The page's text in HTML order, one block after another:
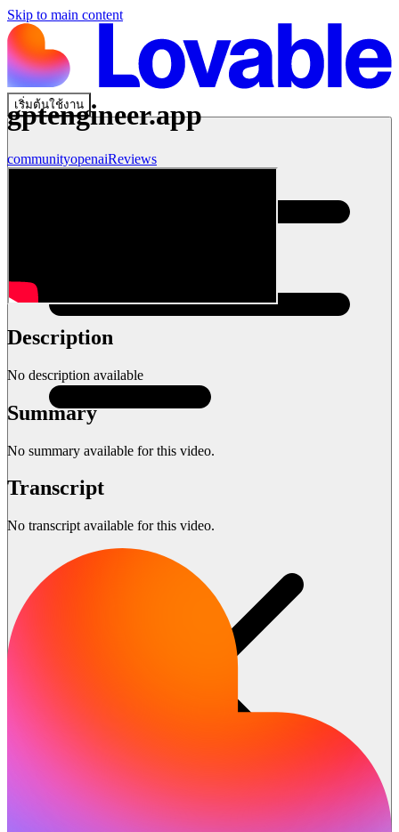
Skip to main content
เริ่มต้นใช้งาน
gptengineer.app
communityopenaiReviews
Description
No description available
Summary
No summary available for this video.
Transcript
No transcript available for this video.